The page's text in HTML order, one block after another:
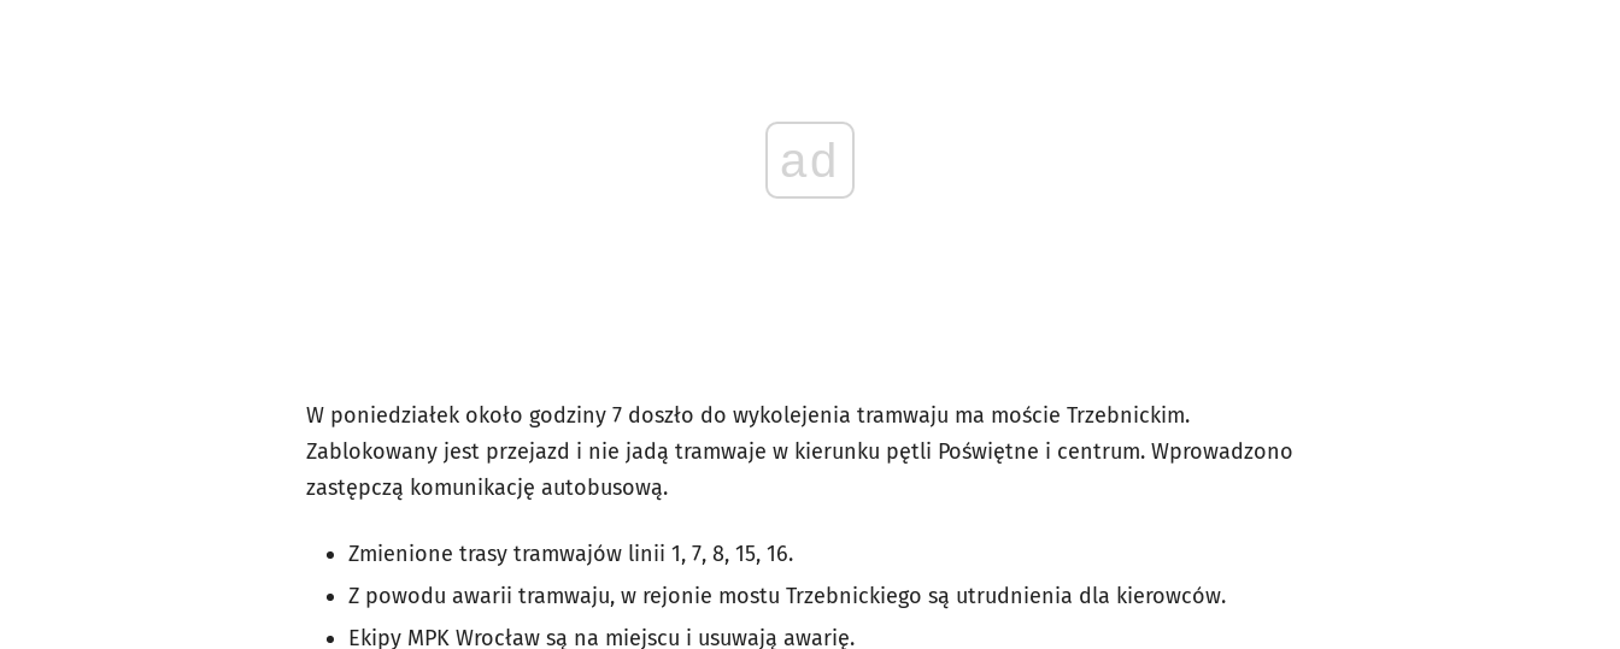
ad
W poniedziałek około godziny 7 doszło do wykolejenia tramwaju ma moście Trzebnickim.
Zablokowany jest przejazd i nie jadą tramwaje w kierunku pętli Poświętne i centrum. Wprowadzono
zastępczą komunikację autobusową.
Zmienione trasy tramwajów linii 1, 7, 8, 15, 16.
Z powodu awarii tramwaju, w rejonie mostu Trzebnickiego są utrudnienia dla kierowców.
Ekipy MPK Wrocław są na miejscu i usuwają awarię.